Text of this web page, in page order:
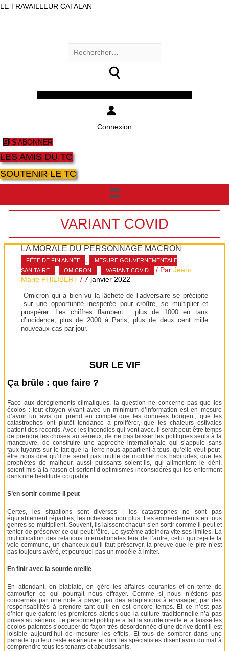
LE TRAVAILLEUR CATALAN
Rechercher :
Connexion
S'ABONNER
LES AMIS DU TC
SOUTENIR LE TC
Menu
VARIANT COVID
LA MORALE DU PERSONNAGE MACRON
FÊTE DE FIN ANNÉE ,
MESURE GOUVERNEMENTALE
SANITAIRE
, OMICRON , VARIANT COVID / ParJean-
Marie PHILIBERT /7 janvier 2022
Omicron qui a bien vu la lâcheté de l’adversaire se précipite
sur une opportunité inespérée pour croître, se multiplier et
prospérer. Les chiffres flambent : plus de 1000 en taux
d’incidence, plus de 2000 à Paris, plus de deux cent mille
nouveaux cas par jour.
SUR LE VIF
Ça brûle : que faire ?
Face aux dérèglements climatiques, la question ne concerne pas que les
écolos : tout citoyen vivant avec un minimum d’information est en mesure
d’avoir un avis qui prend en compte que les données bougent, que les
catastrophes ont plutôt tendance à proliférer, que les chaleurs estivales
battent des records. Avec les incendies qui vont avec. Il serait peut-être temps
de prendre les choses au sérieux, de ne pas laisser les politiques seuls à la
manœuvre, de construire une approche internationale qui s’appuie sans
faux-fuyants sur le fait que la Terre nous appartient à tous, qu’elle veut peut-
être nous dire qu’il ne serait pas inutile de modifier nos habitudes, que les
prophètes de malheur, aussi puissants soient-ils, qui alimentent le déni,
soient mis à la raison et sortent d’optimismes inconsidérés qui les enferment
dans une béatitude coupable.
S’en sortir comme il peut
Certes, les situations sont diverses : les catastrophes ne sont pas
équitablement réparties, les richesses non plus. Les emmerdements en tous
genres se multiplient. Souvent, ils laissent chacun s’en sortir comme il peut et
tenter de préserver ce qui peut l’être. Le système atteindra vite ses limites. La
multiplication des relations internationales fera de l’autre, celui qui rejette la
voie commune, un chanceux qu’il faut préserver, la preuve que le pire n’est
pas toujours avéré, et pourquoi pas un modèle à imiter.
En finir avec la sourde oreille
En attendant, on blablate, on gère les affaires courantes et on tente de
camoufler ce qui pourrait nous effrayer. Comme si nous n’étions pas
concernés par une note à payer, par des adaptations à envisager, par des
responsabilités à prendre tant qu’il en est encore temps. Et ce n’est pas
d’hier que datent les premières alertes que la culture traditionnelle n’a pas
prises au sérieux. Le personnel politique a fait la sourde oreille et a laissé les
écolos patentés s’occuper de façon très désordonnée d’une dérive dont il est
loisible aujourd’hui de mesurer les effets. Et tous de sombrer dans une
panade qui leur reste extérieure et dont les spécialistes disent avoir du mal à
comprendre tous les tenants et aboutissants.